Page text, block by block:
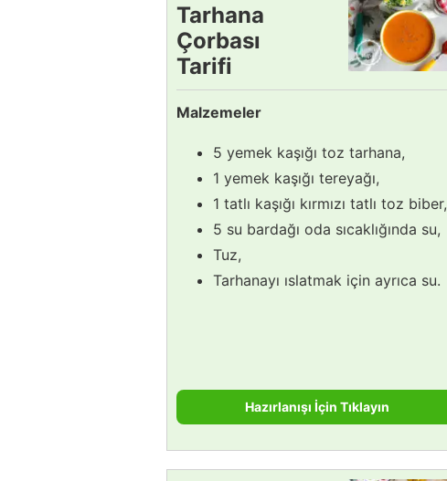
Tarhana
Çorbası
Tarifi
Malzemeler
5 yemek kaşığı toz tarhana,
1 yemek kaşığı tereyağı,
1 tatlı kaşığı kırmızı tatlı toz biber,
5 su bardağı oda sıcaklığında su,
Tuz,
Tarhanayı ıslatmak için ayrıca su.
Hazırlanışı İçin Tıklayın